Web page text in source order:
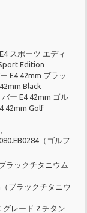
スポーツ エディ
Edition
E4 42mm ブラッ
Black
ー E4 42mm ゴル
42mm Golf
（ゴルフ
ラックチタニウム
ブラックチタニウ
グレード 2 チタン